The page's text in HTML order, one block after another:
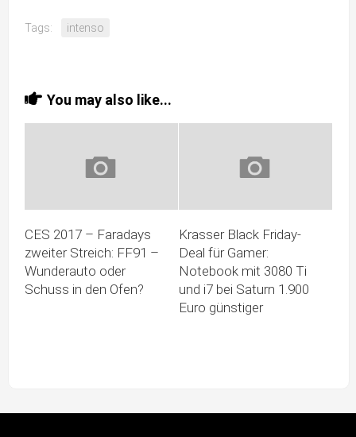
Tags: intenso
You may also like...
CES 2017 – Faradays
zweiter Streich: FF91 –
Wunderauto oder
Schuss in den Ofen?
Krasser Black Friday-
Deal für Gamer:
Notebook mit 3080 Ti
und i7 bei Saturn 1.900
Euro günstiger